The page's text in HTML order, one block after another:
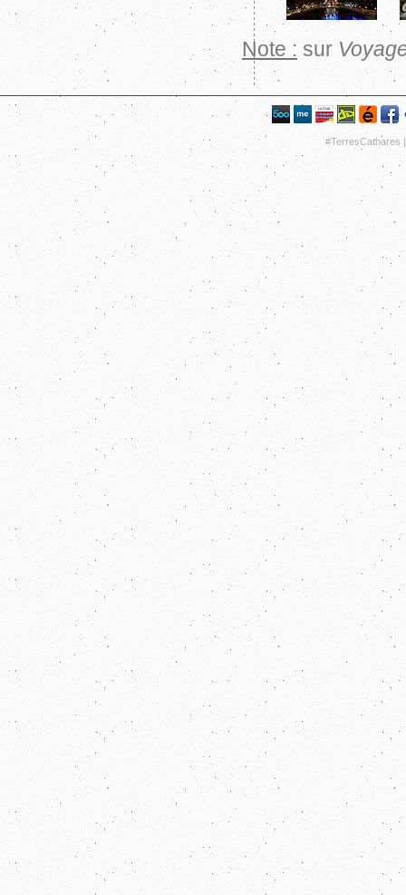
Note : sur
#TerresCathares